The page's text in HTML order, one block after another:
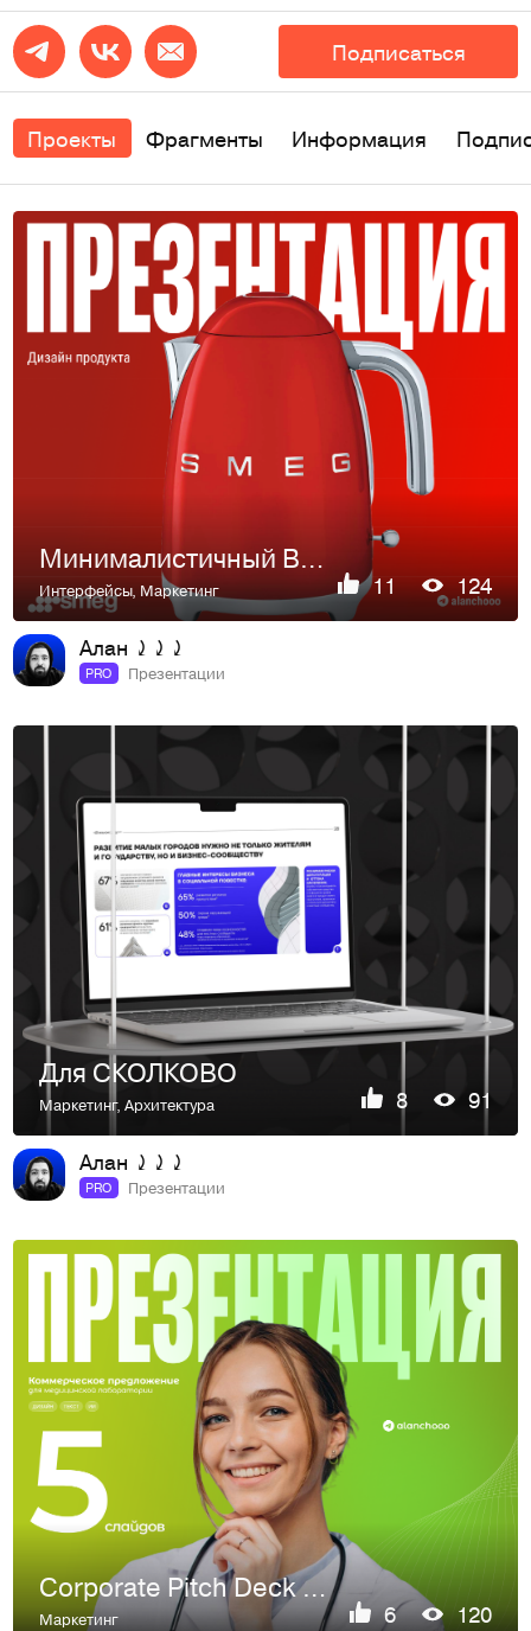
Подписаться
Проекты Фрагменты Информация
Минималистичный B@B дизайн
Интерфейсы, Маркетинг 11 124
Алан ⤸⤸⤸
PRO Презентации
Для СКОЛКОВО
Маркетинг,Архитектура 8 91
Алан ⤸⤸⤸
PRO Презентации
Corporate Pitch Deck — Брендинг для бизнес-презентации
Маркетинг 6 120